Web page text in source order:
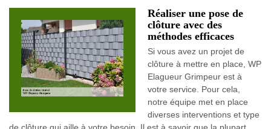
Réaliser une pose de
clôture avec des
méthodes efficaces
Si vous avez un projet de
clôture à mettre en place, WP
Elagueur Grimpeur est à
votre service. Pour cela,
notre équipe met en place
diverses interventions et type